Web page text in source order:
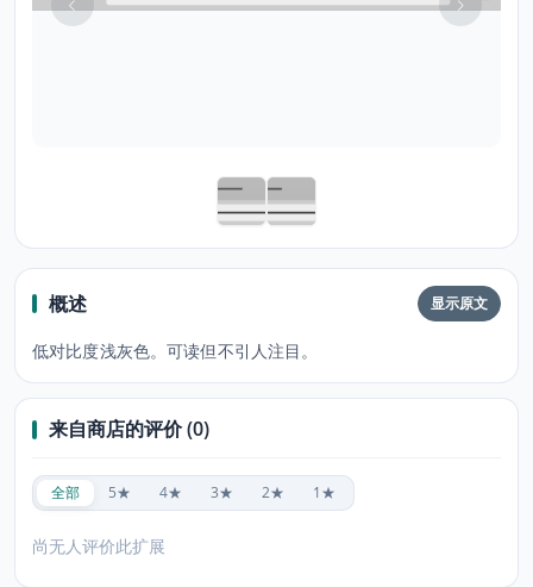
概述 显示原文
低对比度浅灰色。可读但不引人注目。
来自商店的评价 (0)
全部 5★ 4★ 3★ 2★ 1★
尚无人评价此扩展